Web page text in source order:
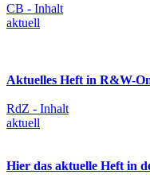
CB - Inhalt
aktuell
Aktuelles Heft in R&W-
RdZ - Inhalt
aktuell
Hier das aktuelle Heft in